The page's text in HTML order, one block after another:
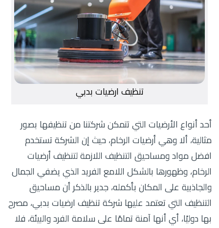
تنظيف ارضيات بدبي
أحد أنواع الأرضيات التي تتمكن شركتنا من تنظيفها بصور
مثالية، ألا وهي أرضيات الرخام، حيث إن الشركة تستخدم
افضل مواد ومساحيق التنظيف اللازمة لتنظيف أرضيات
الرخام، وظهورها بالشكل اللامع الفريد الذي يضفي الجمال
والجاذبية على المكان بأكمله، جدير بالذكر أن مساحيق
التنظيف التي تعتمد عليها شركة تنظيف ارضيات بدبي، مصرح
بها دوليًا، أي أنها آمنة تمامًا على سلامة الفرد والبيئة، فلا